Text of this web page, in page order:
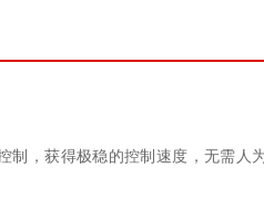
制，获得极稳的控制速度，无需人